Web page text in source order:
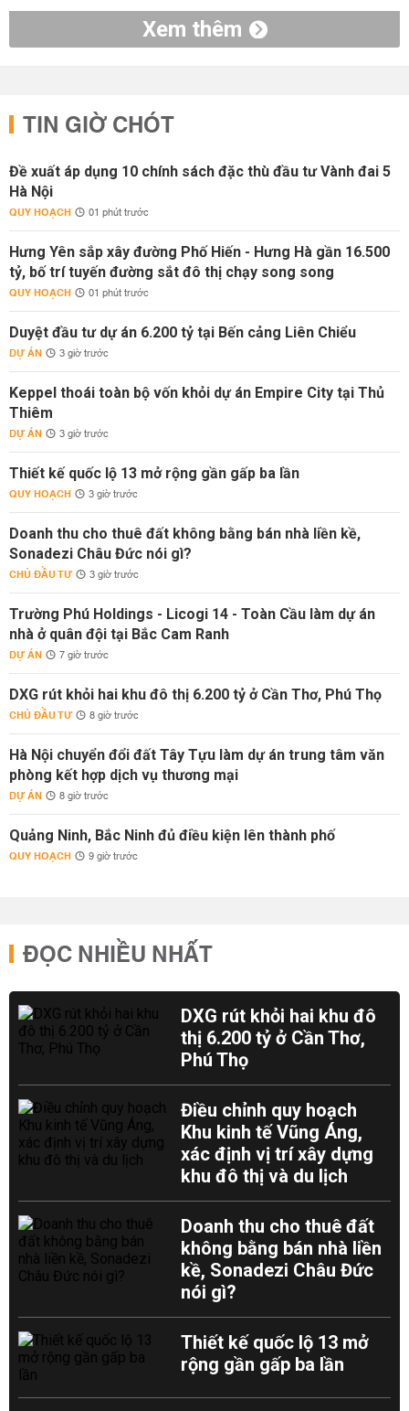
Xem thêm
TIN GIỜ CHÓT
Đề xuất áp dụng 10 chính sách đặc thù đầu tư Vành đai 5
Hà Nội
QUY HOẠCH 01 phút trước
Hưng Yên sắp xây đường Phố Hiến - Hưng Hà gần 16.500
tỷ, bố trí tuyến đường sắt đô thị chạy song song
QUY HOẠCH 01 phút trước
Duyệt đầu tư dự án 6.200 tỷ tại Bến cảng Liên Chiểu
DỰ ÁN 3 giờ trước
Keppel thoái toàn bộ vốn khỏi dự án Empire City tại Thủ
Thiêm
DỰ ÁN 3 giờ trước
Thiết kế quốc lộ 13 mở rộng gần gấp ba lần
QUY HOẠCH 3 giờ trước
Doanh thu cho thuê đất không bằng bán nhà liền kề,
Sonadezi Châu Đức nói gì?
CHỦ ĐẦU TƯ 3 giờ trước
Trường Phú Holdings - Licogi 14 - Toàn Cầu làm dự án
nhà ở quân đội tại Bắc Cam Ranh
DỰ ÁN 7 giờ trước
DXG rút khỏi hai khu đô thị 6.200 tỷ ở Cần Thơ, Phú Thọ
CHỦ ĐẦU TƯ 8 giờ trước
Hà Nội chuyển đổi đất Tây Tựu làm dự án trung tâm văn
phòng kết hợp dịch vụ thương mại
DỰ ÁN 8 giờ trước
Quảng Ninh, Bắc Ninh đủ điều kiện lên thành phố
QUY HOẠCH 9 giờ trước
ĐỌC NHIỀU NHẤT
DXG rút khỏi hai khu đô
thị 6.200 tỷ ở Cần Thơ,
Phú Thọ
Điều chỉnh quy hoạch
Khu kinh tế Vũng Áng,
xác định vị trí xây dựng
khu đô thị và du lịch
Doanh thu cho thuê đất
không bằng bán nhà liền
kề, Sonadezi Châu Đức
nói gì?
Thiết kế quốc lộ 13 mở
rộng gần gấp ba lần